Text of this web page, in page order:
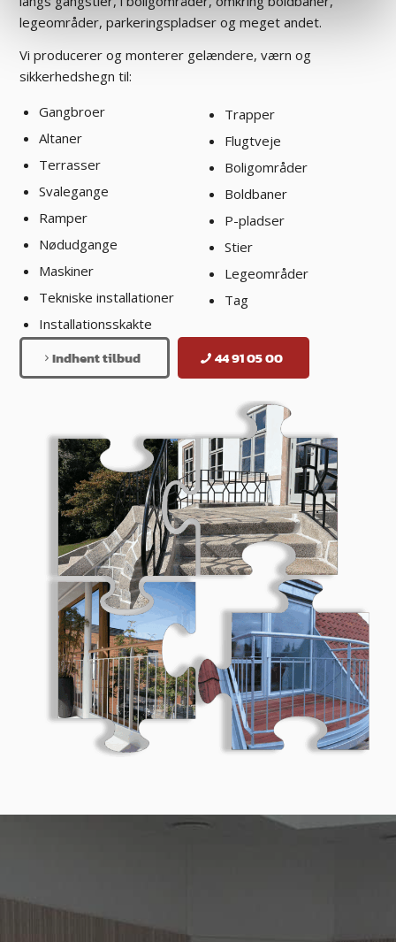
legeområder, parkeringspladser og meget andet.
Vi producerer og monterer gelændere, værn og
sikkerhedshegn til:
Gangbroer
Altaner
Terrasser
Svalegange
Ramper
Nødudgange
Maskiner
Tekniske installationer
Installationsskakte
Trapper
Flugtveje
Boligområder
Boldbaner
P-pladser
Stier
Legeområder
Tag
Indhent tilbud 44 91 05 00